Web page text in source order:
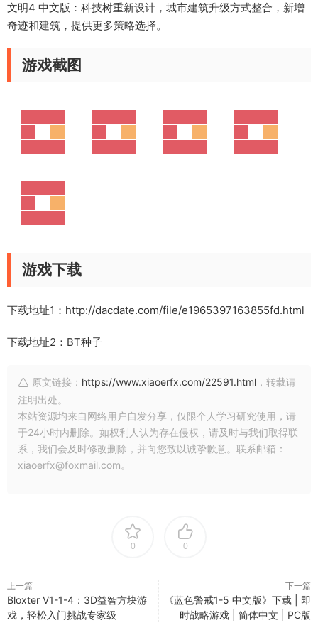
文明4 中文版 ：科技树重新设计，城市建筑升级方式整合，新增
奇迹和建筑，提供更多策略选择。
游戏截图
游戏下载
下载地址1： http://dacdate.com/file/e1965397163855fd.html
下载地址2： BT种子
原文链接： https://www.xiaoerfx.com/22591.html ，转载请
注明出处。
本站资源均来自网络用户自发分享，仅限个人学习研究使用，请
于24小时内删除。如权利人认为存在侵权，请及时与我们取得联
系，我们会及时修改删除，并向您致以诚挚歉意。联系邮箱：
xiaoerfx@foxmail.com。
0 0
上一篇
Bloxter V1-1-4：3D益智方块游
戏，轻松入门挑战专家级
下一篇
《蓝色警戒1-5 中文版》下载 | 即
时战略游戏 | 简体中文 | PC版